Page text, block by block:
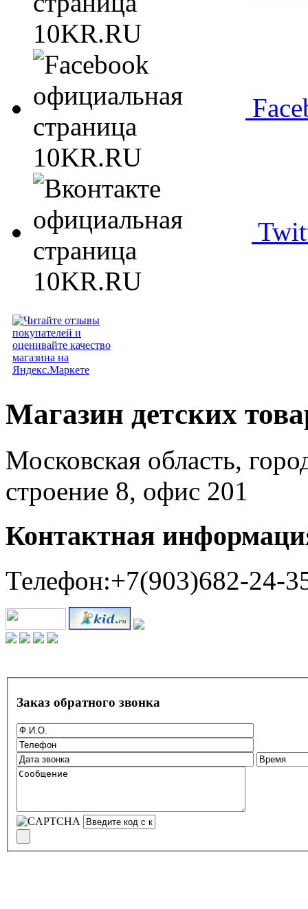
Магазин детских
Московская область,
строение 8, офис 201
Контактная
Телефон:+7(903)682-24-
Заказ обратного звонка